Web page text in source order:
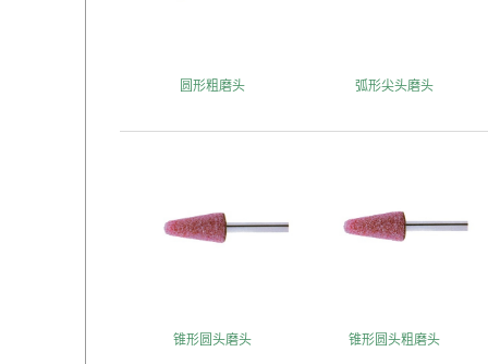
圆形粗磨头 弧形尖头磨头
锥形圆头磨头 锥形圆头粗磨头